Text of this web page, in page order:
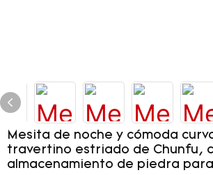
Mesita de noche y cómoda
travertino estriado de Chunfu,
almacenamiento de piedra